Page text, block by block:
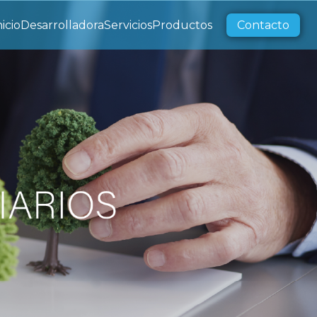
DesarrolladoraServiciosProductos Contacto